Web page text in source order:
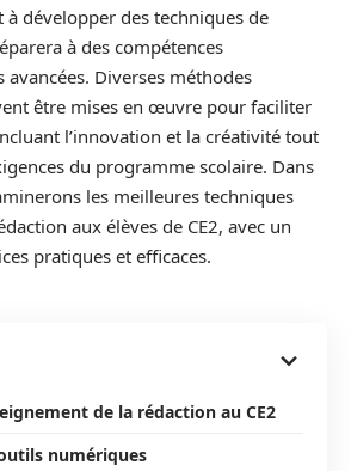
à développer des techniques de
à des compétences
Diverses méthodes
être mises en œuvre pour faciliter
l’innovation et la créativité tout
du programme scolaire. Dans
les meilleures techniques
aux élèves de CE2, avec un
pratiques et efficaces.
de la rédaction au CE2
numériques